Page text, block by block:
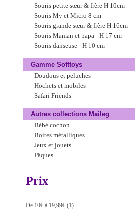
Souris petite sœur & frère H 10cm
Souris My et Micro 8 cm
Souris grande sœur & frère H 16cm
Souris Maman et papa - H 17 cm
Souris danseuse - H 10 cm
Gamme Softtoys
Doudous et peluches
Hochets et mobiles
Safari Friends
Autres collections Maileg
Bébé cochon
Boites métalliques
Jeux et jouets
Pâques
Prix
De 10€ à 19,99€ (1)